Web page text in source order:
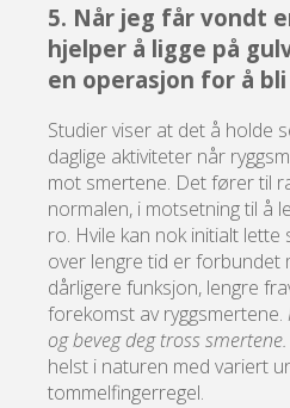
5. Når jeg får vondt
hjelper å ligge på
en operasjon for å bli
Studier viser at det å holde
daglige aktiviteter når
mot smertene. Det fører til
normalen, i motsetning til å
ro. Hvile kan nok initialt
over lengre tid er forbundet
dårligere funksjon, lengre
forekomst av ryggsmertene.
og beveg deg tross smertene.
helst i naturen med variert
tommelfingerregel.